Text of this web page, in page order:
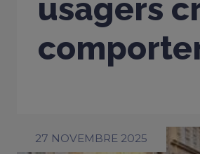
usagers
27 NOVEMBRE 2025